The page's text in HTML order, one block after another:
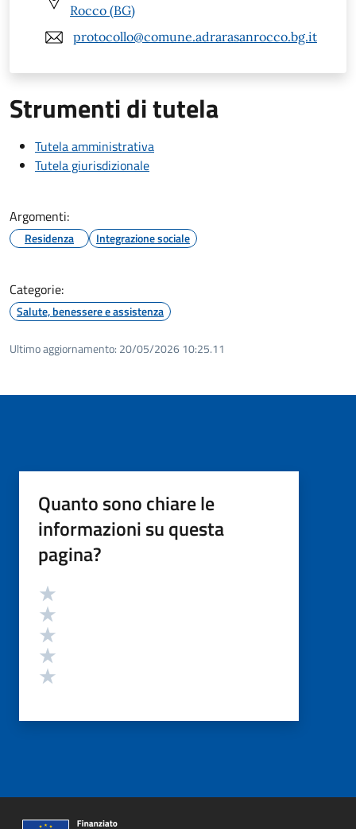
Rocco (BG)
protocollo@comune.adrarasanrocco.bg.it
Strumenti di tutela
Tutela amministrativa
Tutela giurisdizionale
Argomenti:
Residenza Integrazione sociale
Categorie:
Salute, benessere e assistenza
Ultimo aggiornamento: 20/05/2026 10:25.11
Quanto sono chiare le
informazioni su questa
pagina?
Valutazione